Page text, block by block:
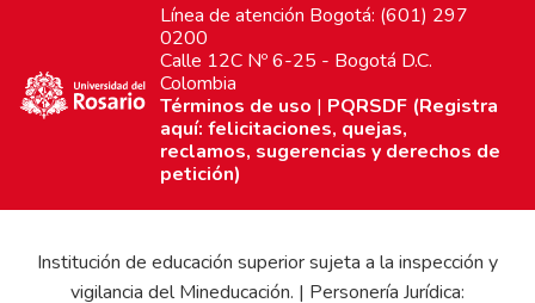
Línea de atención Bogotá: (601) 297
0200
Calle 12C Nº 6-25 - Bogotá D.C.
Colombia
Términos de uso | PQRSDF (Registra
aquí: felicitaciones, quejas,
reclamos, sugerencias y derechos de
petición)
Institución de educación superior sujeta a la inspección y
vigilancia del Mineducación. | Personería Jurídica: